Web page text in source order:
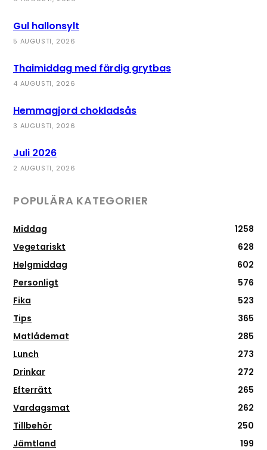
Gul hallonsylt
5 AUGUSTI, 2026
Thaimiddag med färdig grytbas
4 AUGUSTI, 2026
Hemmagjord chokladsås
3 AUGUSTI, 2026
Juli 2026
2 AUGUSTI, 2026
POPULÄRA KATEGORIER
Middag
1258
Vegetariskt
628
Helgmiddag
602
Personligt
576
Fika
523
Tips
365
Matlådemat
285
Lunch
273
Drinkar
272
Efterrätt
265
Vardagsmat
262
Tillbehör
250
Jämtland
199